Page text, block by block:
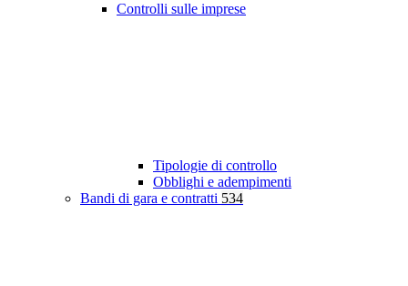
Controlli sulle imprese
Tipologie di controllo
Obblighi e adempimenti
Bandi di gara e contratti 534